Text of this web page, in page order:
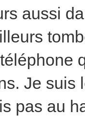
aussi
Je suis
pas au